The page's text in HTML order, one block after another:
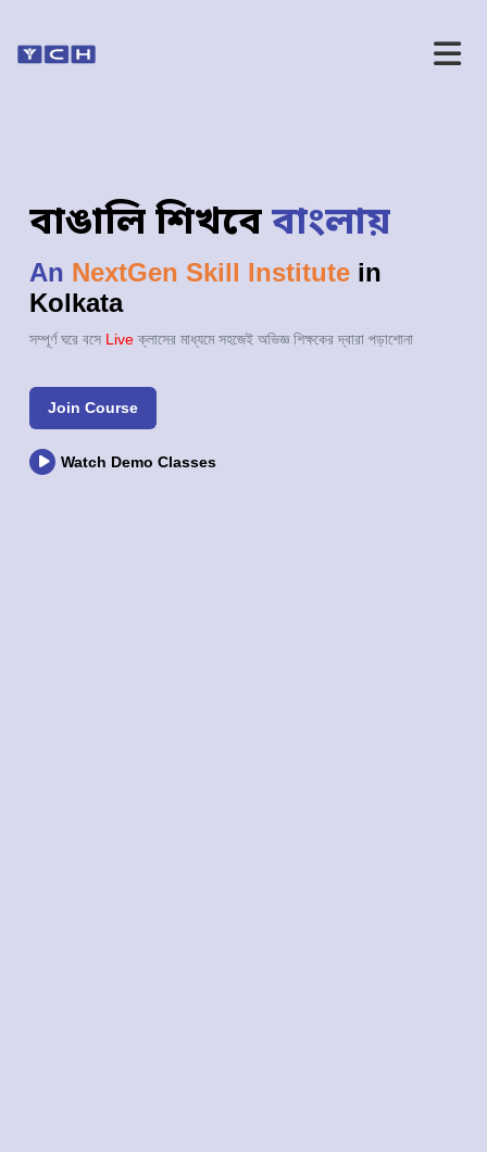
বাঙালি শিখবেবাংলায়
An NextGen Skill Institute in
Kolkata
সম্পূর্ণ ঘরে বসে Liveক্লাসের মাধ্যমে সহজেই অভিজ্ঞ শিক্ষকের দ্বারা পড়াশোনা
Join Course
Watch Demo Classes